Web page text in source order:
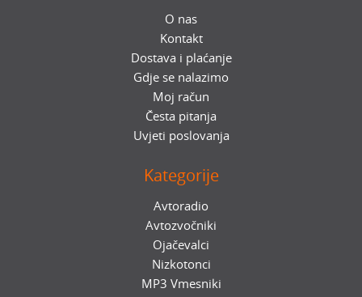
O nas
Kontakt
Dostava i plaćanje
Gdje se nalazimo
Moj račun
Česta pitanja
Uvjeti poslovanja
Kategorije
Avtoradio
Avtozvočniki
Ojačevalci
Nizkotonci
MP3 Vmesniki